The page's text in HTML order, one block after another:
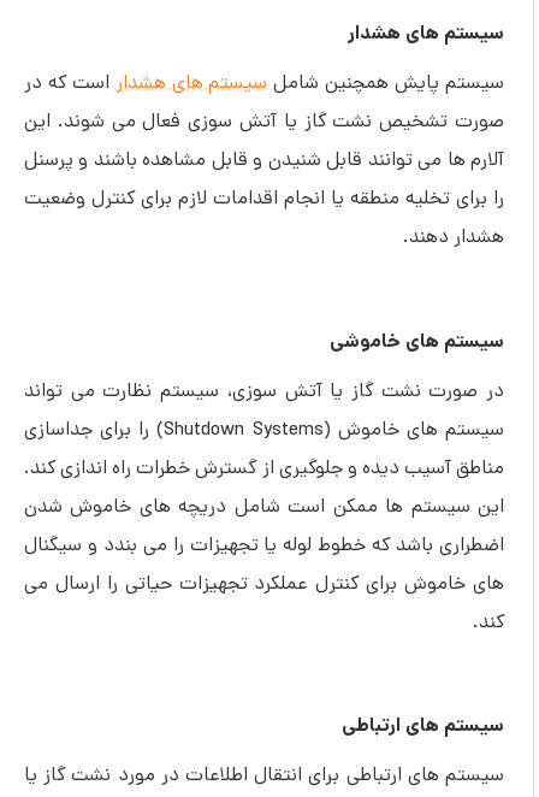
سیستم های هشدار
سیستم پایش همچنین شامل سیستم های هشداراست که در
صورت تشخیص نشت گاز یا آتش سوزی فعال می شوند. این
آلارم ها می توانند قابل شنیدن و قابل مشاهده باشند و پرسنل
را برای تخلیه منطقه یا انجام اقدامات لازم برای کنترل وضعیت
هشدار دهند.
سیستم های خاموشی
در صورت نشت گاز یا آتش سوزی، سیستم نظارت می تواند
سیستم های خاموش (Shutdown Systems) را برای جداسازی
مناطق آسیب دیده و جلوگیری از گسترش خطرات راه اندازی کند.
این سیستم ها ممکن است شامل دریچه های خاموش شدن
اضطراری باشد که خطوط لوله یا تجهیزات را می بندد و سیگنال
های خاموش برای کنترل عملکرد تجهیزات حیاتی را ارسال می
کند.
سیستم های ارتباطی
سیستم های ارتباطی برای انتقال اطلاعات در مورد نشت گاز یا